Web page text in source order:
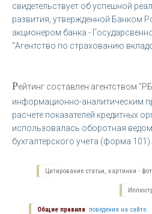
свидетельствует об успешной
развития, утвержденной Банком
акционером банка -
"Агентство по страхованию
Рейтинг составлен агентством
информационно-аналитическим
расчете показателей кредитных
использовалась оборотная
бухгалтерского учета (форма 101).
Цитирование статьи, картинки -
Общие правила поведения на сайте.